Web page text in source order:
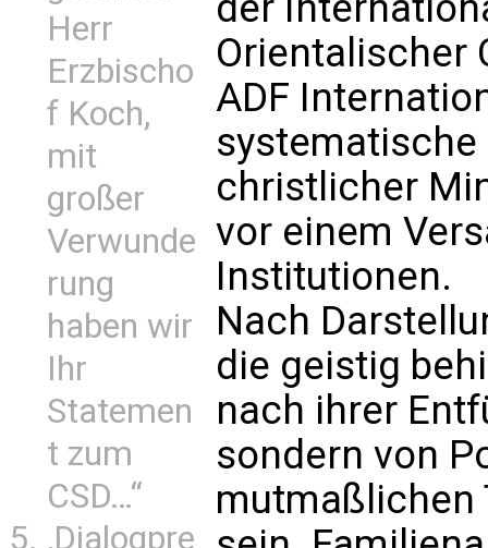
Herr
Erzbischo
f Koch,
mit
großer
Verwunde
rung
haben wir
Ihr
Statemen
t zum
CSD…“
‚Dialogpre
Orientalischer
ADF
christlicher
vor einem
Institutionen.
Nach
die geistig
nach ihrer
sondern von
mutmaßlichen